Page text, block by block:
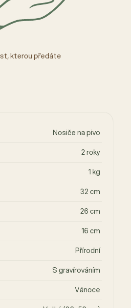
kterou předáte
Nosiče na pivo
2 roky
1 kg
32 cm
26 cm
16 cm
Přírodní
S gravírováním
Vánoce